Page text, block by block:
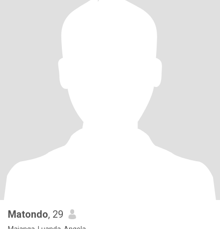
Matondo, 29